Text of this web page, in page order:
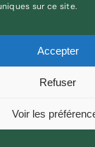
sur ce site.
Accepter
Refuser
Voir les